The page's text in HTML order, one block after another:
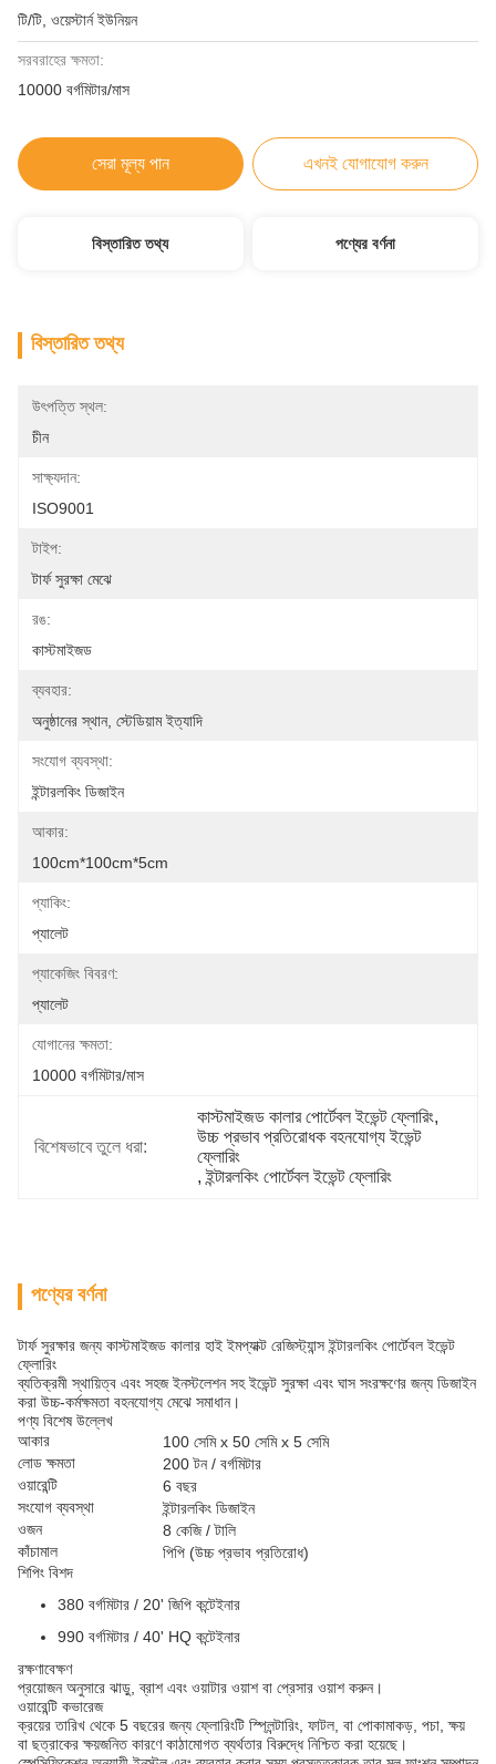
টি/টি, ওয়েস্টার্ন ইউনিয়ন
সরবরাহের ক্ষমতা:
10000 বর্গমিটার/মাস
সেরা মূল্য পান এখনই যোগাযোগ করুন
বিস্তারিত তথ্য পণ্যের বর্ণনা
বিস্তারিত তথ্য
উৎপত্তি স্থল:
চীন
সাক্ষ্যদান:
ISO9001
টাইপ:
টার্ফ সুরক্ষা মেঝে
রঙ:
কাস্টমাইজড
ব্যবহার:
অনুষ্ঠানের স্থান, স্টেডিয়াম ইত্যাদি
সংযোগ ব্যবস্থা:
ইন্টারলকিং ডিজাইন
আকার:
100cm*100cm*5cm
প্যাকিং:
প্যালেট
প্যাকেজিং বিবরণ:
প্যালেট
যোগানের ক্ষমতা:
10000 বর্গমিটার/মাস
বিশেষভাবে তুলে ধরা:
কাস্টমাইজড কালার পোর্টেবল ইভেন্ট ফ্লোরিং,
উচ্চ প্রভাব প্রতিরোধক বহনযোগ্য ইভেন্ট
ফ্লোরিং
, ইন্টারলকিং পোর্টেবল ইভেন্ট ফ্লোরিং
পণ্যের বর্ণনা
টার্ফ সুরক্ষার জন্য কাস্টমাইজড কালার হাই ইমপ্যাক্ট রেজিস্ট্যান্স ইন্টারলকিং পোর্টেবল ইভেন্ট
ফ্লোরিং
ব্যতিক্রমী স্থায়িত্ব এবং সহজ ইনস্টলেশন সহ ইভেন্ট সুরক্ষা এবং ঘাস সংরক্ষণের জন্য ডিজাইন
করা উচ্চ-কর্মক্ষমতা বহনযোগ্য মেঝে সমাধান।
পণ্য বিশেষ উল্লেখ
আকার
100 সেমি x 50 সেমি x 5 সেমি
লোড ক্ষমতা
200 টন / বর্গমিটার
ওয়ারেন্টি
6 বছর
সংযোগ ব্যবস্থা
ইন্টারলকিং ডিজাইন
ওজন
8 কেজি / টালি
কাঁচামাল
পিপি (উচ্চ প্রভাব প্রতিরোধ)
শিপিং বিশদ
380 বর্গমিটার / 20' জিপি কন্টেইনার
990 বর্গমিটার / 40' HQ কন্টেইনার
রক্ষণাবেক্ষণ
প্রয়োজন অনুসারে ঝাড়ু, ব্রাশ এবং ওয়াটার ওয়াশ বা প্রেসার ওয়াশ করুন।
ওয়ারেন্টি কভারেজ
ক্রয়ের তারিখ থেকে 5 বছরের জন্য ফ্লোরিংটি স্প্লিন্টারিং, ফাটল, বা পোকামাকড়, পচা, ক্ষয়
বা ছত্রাকের ক্ষয়জনিত কারণে কাঠামোগত ব্যর্থতার বিরুদ্ধে নিশ্চিত করা হয়েছে।